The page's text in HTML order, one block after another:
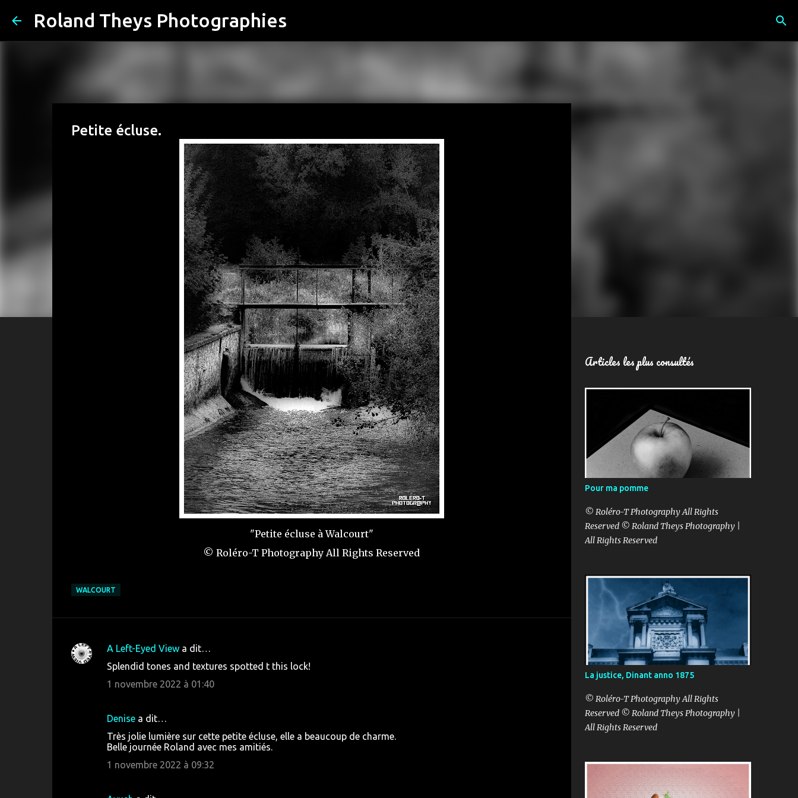
Roland Theys Photographies
Petite écluse.
"Petite écluse à Walcourt"
© Roléro-T Photography All Rights Reserved
WALCOURT
C
A Left-Eyed Viewa dit…
Splendid tones and textures spotted t this lock!
1 novembre 2022 à 01:40
Denisea dit…
Très jolie lumière sur cette petite écluse, elle a beaucoup de charme.
Belle journée Roland avec mes amitiés.
1 novembre 2022 à 09:32
Articles les plus consultés
Pour ma pomme
© Roléro-T Photography All Rights
Reserved © Roland Theys Photography |
All Rights Reserved
La justice, Dinant anno 1875
© Roléro-T Photography All Rights
Reserved © Roland Theys Photography |
All Rights Reserved